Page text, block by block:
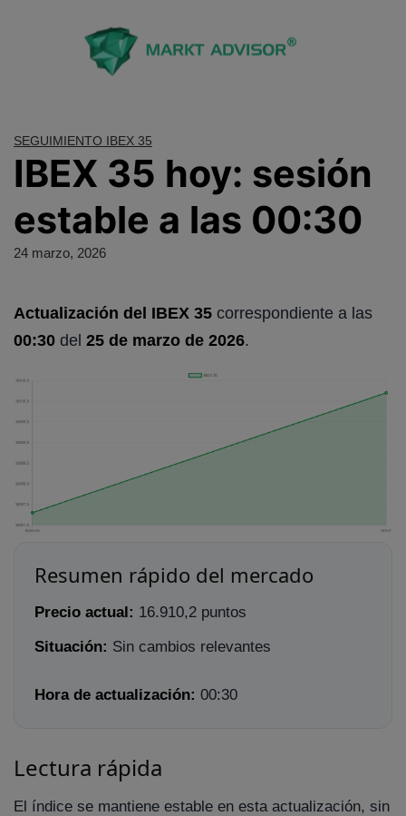
SEGUIMIENTO IBEX 35
IBEX 35 hoy: sesión
estable a las 00:30
24 marzo, 2026
Actualización del IBEX 35 correspondiente a las
00:30 del 25 de marzo de 2026.
Resumen rápido del mercado
Precio actual: 16.910,2 puntos
Situación: Sin cambios relevantes
Hora de actualización: 00:30
Lectura rápida
El índice se mantiene estable en esta actualización, sin